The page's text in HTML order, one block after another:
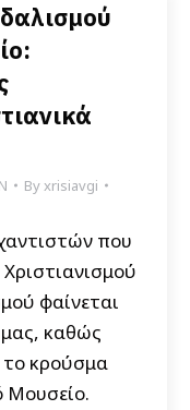
Byxrisiavgi
που
φαίνεται
καθώς
κρούσμα
Μουσείο.